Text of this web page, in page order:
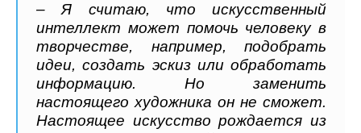
– Я считаю, что искусственный
интеллект может помочь человеку в
творчестве, например, подобрать
идеи, создать эскиз или обработать
информацию. Но заменить
настоящего художника он не сможет.
Настоящее искусство рождается из